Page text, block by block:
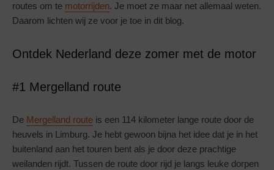
routes om te motorrijden. Je moet ze maar net allemaal weten.
Daarom lichten wij ze voor je toe in dit blog.
Ontdek Nederland deze zomer met de motor
#1 Mergelland route
De Mergelland route is een 114 kilometer lange route door de
heuvels in Limburg. Je hebt gewoon bijna het idee dat je in het
buitenland aan het touren bent als je door deze prachtige
weilanden rijdt. Tussen de route door rijd je langs leuke dorpen